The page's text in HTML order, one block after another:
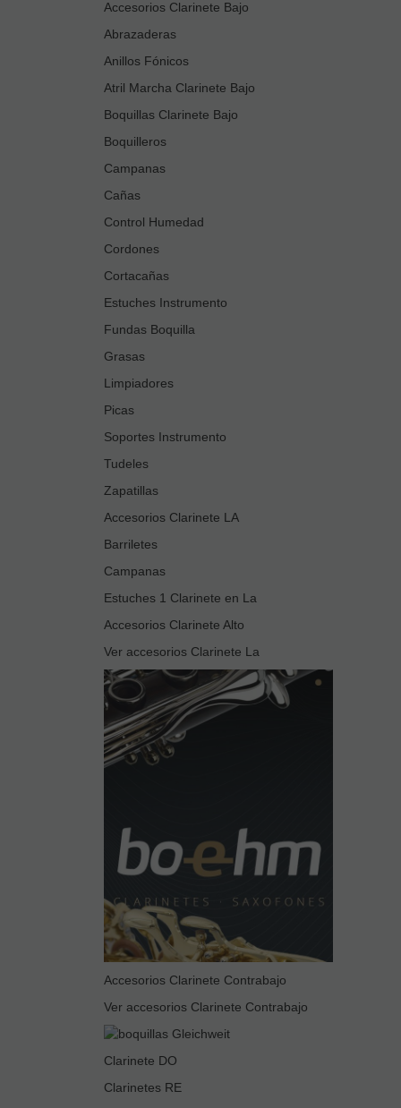
Accesorios Clarinete Bajo
Abrazaderas
Anillos Fónicos
Atril Marcha Clarinete Bajo
Boquillas Clarinete Bajo
Boquilleros
Campanas
Cañas
Control Humedad
Cordones
Cortacañas
Estuches Instrumento
Fundas Boquilla
Grasas
Limpiadores
Picas
Soportes Instrumento
Tudeles
Zapatillas
Accesorios Clarinete LA
Barriletes
Campanas
Estuches 1 Clarinete en La
Accesorios Clarinete Alto
Ver accesorios Clarinete La
Accesorios Clarinete Contrabajo
Ver accesorios Clarinete Contrabajo
Clarinete DO
Clarinetes RE